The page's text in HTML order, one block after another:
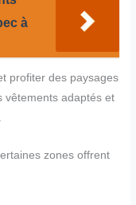
à
profiter des paysages
vêtements adaptés et
zones offrent